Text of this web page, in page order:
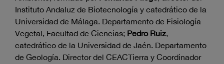
Instituto Andaluz de Biotecnología y catedrático de la
Universidad de Málaga. Departamento de Fisiología
Vegetal, Facultad de Ciencias; Pedro Ruiz,
catedrático de la Universidad de Jaén. Departamento
de Geología. Director del CEACTierra y Coordinador